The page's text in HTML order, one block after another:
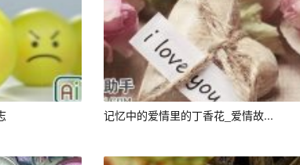
出门造型不等待，
齿健康亮堂堂。
脸上真清爽。
记忆中的爱情里的丁香花_爱情故...